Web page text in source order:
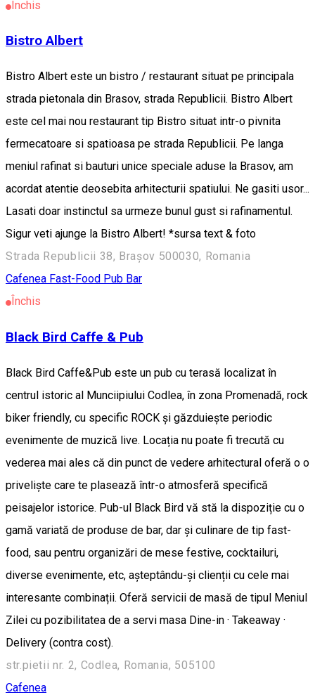
Închis
Bistro Albert
Bistro Albert este un bistro / restaurant situat pe principala
strada pietonala din Brasov, strada Republicii. Bistro Albert
este cel mai nou restaurant tip Bistro situat intr-o pivnita
fermecatoare si spatioasa pe strada Republicii. Pe langa
meniul rafinat si bauturi unice speciale aduse la Brasov, am
acordat atentie deosebita arhitecturii spatiului. Ne gasiti usor...
Lasati doar instinctul sa urmeze bunul gust si rafinamentul.
Sigur veti ajunge la Bistro Albert! *sursa text & foto
Strada Republicii 38, Brașov 500030, Romania
Cafenea Fast-Food Pub Bar
Închis
Black Bird Caffe & Pub
Black Bird Caffe&Pub este un pub cu terasă localizat în
centrul istoric al Munciipiului Codlea, în zona Promenadă, rock
biker friendly, cu specific ROCK și găzduiește periodic
evenimente de muzică live. Locația nu poate fi trecută cu
vederea mai ales că din punct de vedere arhitectural oferă o o
priveliște care te plasează într-o atmosferă specifică
peisajelor istorice. Pub-ul Black Bird vă stă la dispoziție cu o
gamă variată de produse de bar, dar și culinare de tip fast-
food, sau pentru organizări de mese festive, cocktailuri,
diverse evenimente, etc, așteptându-și clienții cu cele mai
interesante combinații. Oferă servicii de masă de tipul Meniul
Zilei cu pozibilitatea de a servi masa Dine-in · Takeaway ·
Delivery (contra cost).
str.pietii nr. 2, Codlea, Romania, 505100
Cafenea